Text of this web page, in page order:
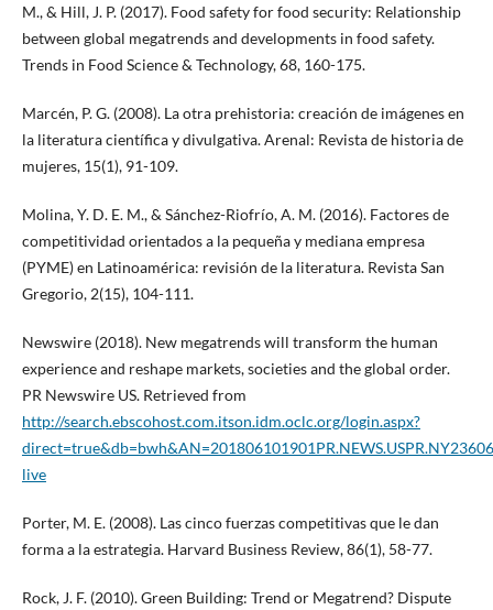
M., & Hill, J. P. (2017). Food safety for food security: Relationship
between global megatrends and developments in food safety.
Trends in Food Science & Technology, 68, 160-175.
Marcén, P. G. (2008). La otra prehistoria: creación de imágenes en
la literatura científica y divulgativa. Arenal: Revista de historia de
mujeres, 15(1), 91-109.
Molina, Y. D. E. M., & Sánchez-Riofrío, A. M. (2016). Factores de
competitividad orientados a la pequeña y mediana empresa
(PYME) en Latinoamérica: revisión de la literatura. Revista San
Gregorio, 2(15), 104-111.
Newswire (2018). New megatrends will transform the human
experience and reshape markets, societies and the global order.
PR Newswire US. Retrieved from
http://search.ebscohost.com.itson.idm.oclc.org/login.aspx?
live
Porter, M. E. (2008). Las cinco fuerzas competitivas que le dan
forma a la estrategia. Harvard Business Review, 86(1), 58-77.
Rock, J. F. (2010). Green Building: Trend or Megatrend? Dispute